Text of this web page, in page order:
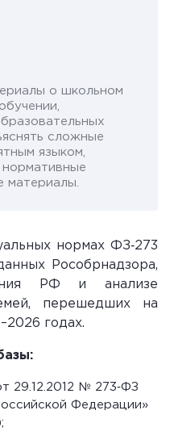
о школьном
сложные
языком,
нормативные
материалы.
нормах ФЗ‑273
Рособрнадзора,
РФ и анализе
перешедших на
годах.
29.12.2012 № 273‑ФЗ
Федерации»